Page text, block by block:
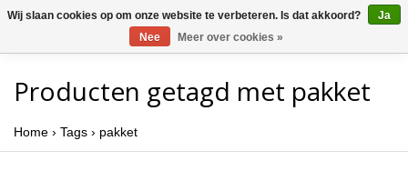
Producten getagd met pakket
Home › Tags › pakket
Wij slaan cookies op om onze website te verbeteren. Is dat akkoord?
Ja
Nee
Meer over cookies »